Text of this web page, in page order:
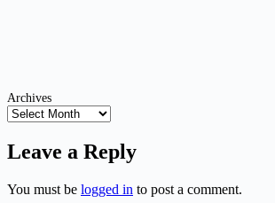
Archives
Leave a Reply
You must be logged in to post a comment.